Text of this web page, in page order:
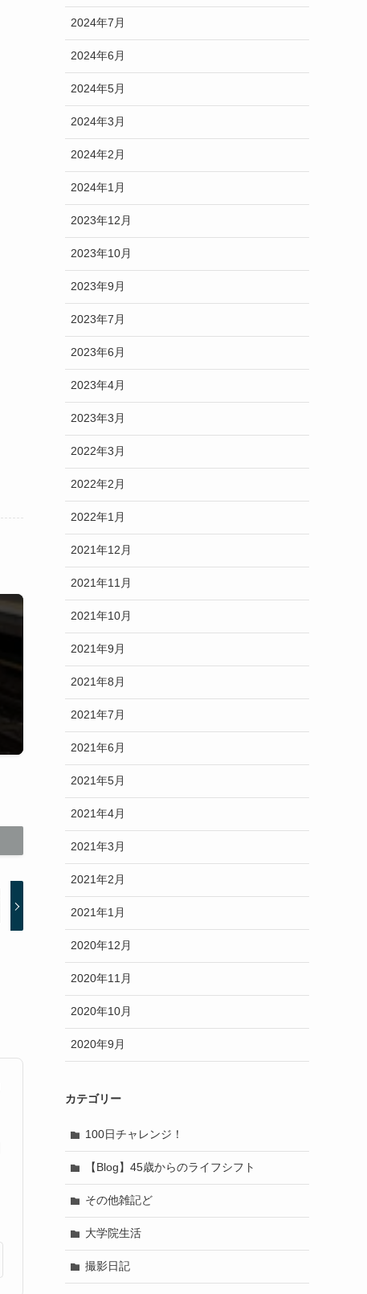
2024年7月
2024年6月
2024年5月
2024年3月
2024年2月
2024年1月
2023年12月
2023年10月
2023年9月
2023年7月
2023年6月
2023年4月
2023年3月
2022年3月
2022年2月
2022年1月
2021年12月
2021年11月
2021年10月
2021年9月
2021年8月
2021年7月
2021年6月
2021年5月
2021年4月
2021年3月
2021年2月
2021年1月
2020年12月
2020年11月
2020年10月
2020年9月
カテゴリー
100日チャレンジ！
【Blog】45歳からのライフシフト
その他雑記ど
大学院生活
撮影日記